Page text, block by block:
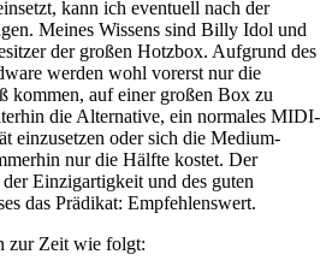
kann ich eventuell nach der
Meines Wissens sind Billy Idol und
der großen Hotzbox. Aufgrund des
werden wohl vorerst nur die
kommen, auf einer großen Box zu
die Alternative, ein normales MIDI-
einzusetzen oder sich die Medium-
nur die Hälfte kostet. Der
Einzigartigkeit und des guten
das Prädikat: Empfehlenswert.
zur Zeit wie folgt: